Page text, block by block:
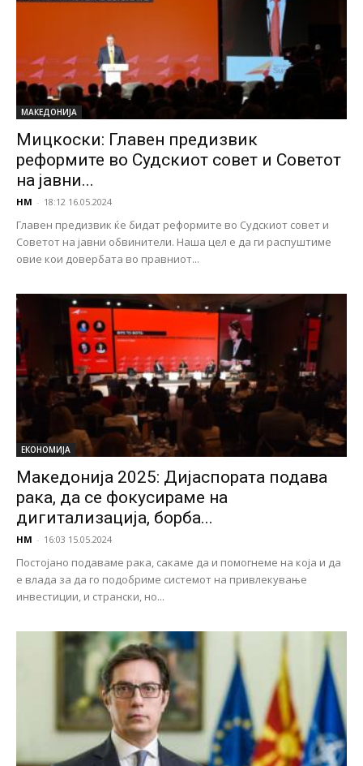
МАКЕДОНИЈА
Мицкоски: Главен предизвик
реформите во Судскиот совет и Советот
на јавни...
НМ - 18:12 16.05.2024
Главен предизвик ќе бидат реформите во Судскиот совет и
Советот на јавни обвинители. Наша цел е да ги распуштиме
овие кои довербата во правниот...
ЕКОНОМИЈА
Македонија 2025: Дијаспората подава
рака, да се фокусираме на
дигитализација, борба...
НМ - 16:03 15.05.2024
Постојано подаваме рака, сакаме да и помогнеме на која и да
е влада за да го подобриме системот на привлекување
инвестиции, и странски, но...